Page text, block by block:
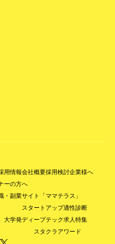
用情報会社概要採用検討企業様へ
ーの方へ
副業サイト「ママテラス」
スタートアップ適性診断
大学発ディープテック求人特集
スタクラアワード